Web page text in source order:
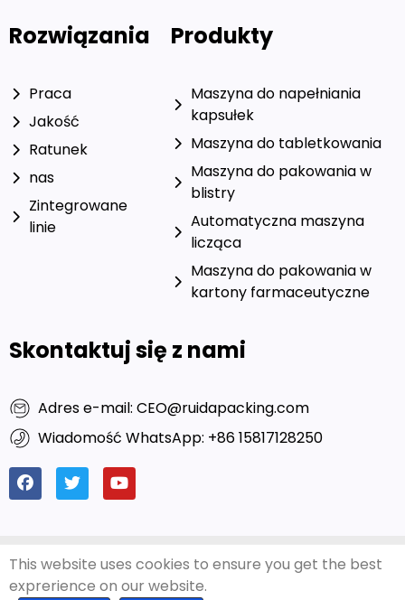
Rozwiązania
Praca
Jakość
Ratunek
nas
Zintegrowane
linie
Produkty
Maszyna do napełniania
kapsułek
Maszyna do tabletkowania
Maszyna do pakowania w
blistry
Automatyczna maszyna
licząca
Maszyna do pakowania w
kartony farmaceutyczne
Skontaktuj się z nami
Adres e-mail: CEO@ruidapacking.com
Wiadomość WhatsApp: +86 15817128250
Machinery Co., Ltd. Wszelkie
prawa zastrzeżone. |Polityka
pakowanie|Producenci
maszyn do napełniania
This website uses cookies to ensure you get the best
exprerience on our website.